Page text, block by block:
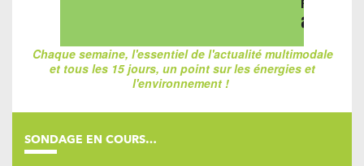
Chaque semaine, l'essentiel de l'actualité multimodale
et tous les 15 jours, un point sur les énergies et
l'environnement !
SONDAGE EN COURS…